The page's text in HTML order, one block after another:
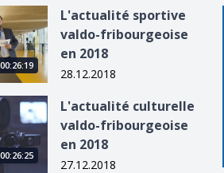
sportive valdo-fribourgeoise en
00:26:19
L'actualité sportive
valdo-fribourgeoise
en 2018
28.12.2018
culturelle valdo-fribourgeoise en
00:26:25
L'actualité culturelle
valdo-fribourgeoise
en 2018
27.12.2018